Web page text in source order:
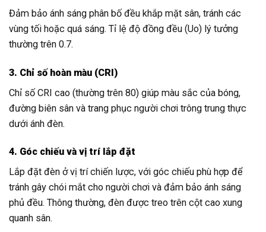
Đảm bảo ánh sáng phân bố đều khắp mặt sân, tránh các
vùng tối hoặc quá sáng. Tỉ lệ độ đồng đều (Uo) lý tưởng
thường trên 0.7.
3. Chỉ số hoàn màu (CRI)
Chỉ số CRI cao (thường trên 80) giúp màu sắc của bóng,
đường biên sân và trang phục người chơi trông trung thực
dưới ánh đèn.
4. Góc chiếu và vị trí lắp đặt
Lắp đặt đèn ở vị trí chiến lược, với góc chiếu phù hợp để
tránh gây chói mắt cho người chơi và đảm bảo ánh sáng
phủ đều. Thông thường, đèn được treo trên cột cao xung
quanh sân.